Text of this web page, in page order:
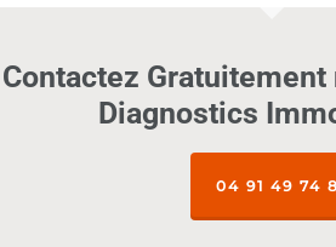
Contactez
Diagnostics
04 91 49 74